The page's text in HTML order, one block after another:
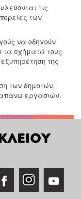
τις
των
να οδηγούν
τα οχήματά τους
της
των δημοτών,
εργασιών.